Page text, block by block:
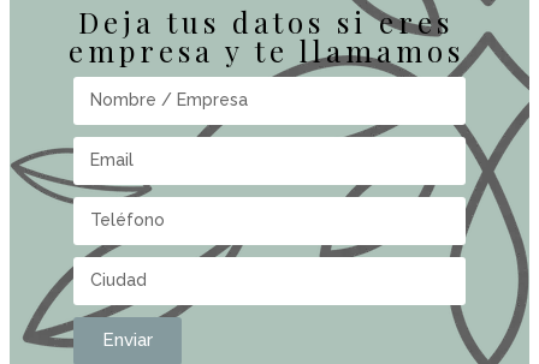
Deja tus datos si eres
empresa y te llamamos
Enviar